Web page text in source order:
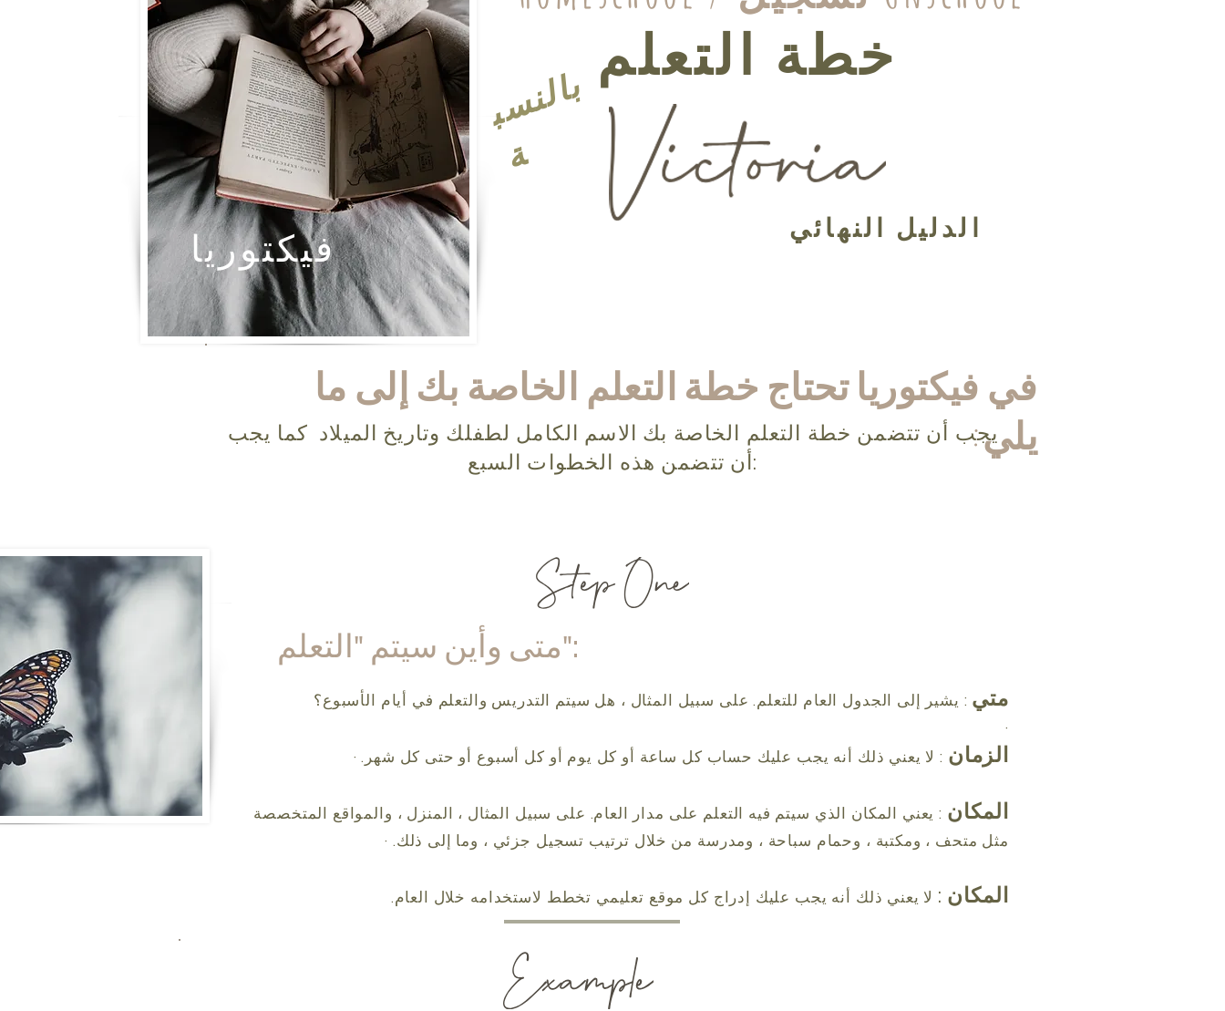
فيكتوريا
ب
ا
ل
ن
س
ب
ة
الدليل النهائي
في فيكتوريا تحتاج خطة التعلم الخاصة بك إلى ما
يلي:يجب أن تتضمن خطة التعلم الخاصة بك الاسم الكامل لطفلك وتاريخ الميلاد كما يجب
أن تتضمن هذه الخطوات السبع:
متى وأين سيتم "التعلم":
متي : يشير إلى الجدول العام للتعلم. على سبيل المثال ، هل سيتم التدريس والتعلم في أيام الأسبوع؟
·
الزمان : لا يعني ذلك أنه يجب عليك حساب كل ساعة أو كل يوم أو كل أسبوع أو حتى كل شهر. ·
المكان : يعني المكان الذي سيتم فيه التعلم على مدار العام. على سبيل المثال ، المنزل ، والمواقع المتخصصة
مثل متحف ، ومكتبة ، وحمام سباحة ، ومدرسة من خلال ترتيب تسجيل جزئي ، وما إلى ذلك. ·
المكان : لا يعني ذلك أنه يجب عليك إدراج كل موقع تعليمي تخطط لاستخدامه خلال العام.